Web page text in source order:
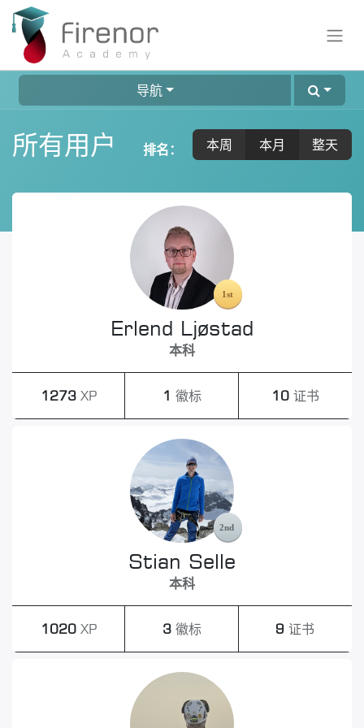
导航
所有用户 排名： 本周 本月 整天
Erlend Ljøstad
本科
1273 XP 1 徽标 10 证书
Stian Selle
本科
1020 XP 3 徽标 9 证书